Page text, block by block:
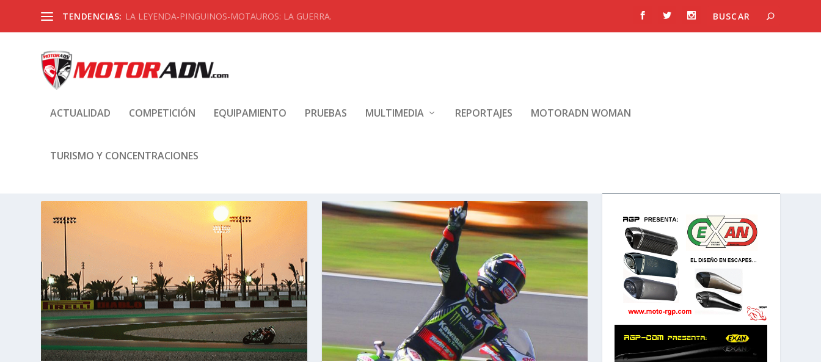
TENDENCIAS: LA LEYENDA-PINGUINOS-MOTAUROS: LA GUERRA.
ACTUALIDAD COMPETICIÓN EQUIPAMIENTO PRUEBAS MULTIMEDIA REPORTAJES MOTORADN WOMAN
TURISMO Y CONCENTRACIONES